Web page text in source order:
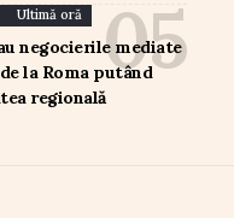
Ultimă oră
negocierile mediate
la Roma putând
regională